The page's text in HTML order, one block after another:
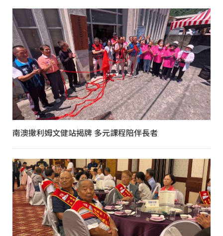
南澳撒利姆文健站揭牌 多元課程陪伴長者